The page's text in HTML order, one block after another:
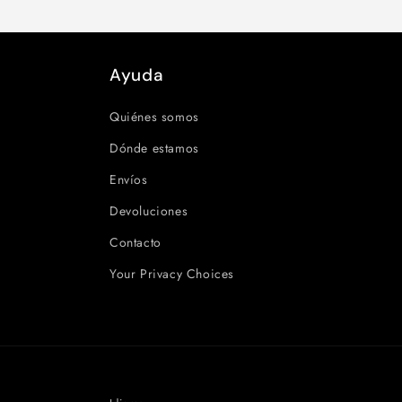
Ayuda
Quiénes somos
Dónde estamos
Envíos
Devoluciones
Contacto
Your Privacy Choices